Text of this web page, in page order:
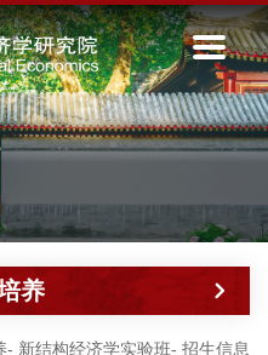
- 新结构经济学实验班- 招生信息
养